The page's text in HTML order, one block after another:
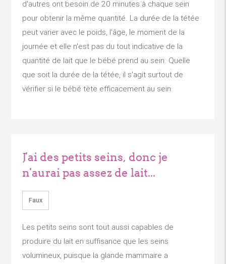
d'autres ont besoin de 20 minutes à chaque sein
pour obtenir la même quantité. La durée de la tétée
peut varier avec le poids, l'âge, le moment de la
journée et elle n'est pas du tout indicative de la
quantité de lait que le bébé prend au sein. Quelle
que soit la durée de la tétée, il s'agit surtout de
vérifier si le bébé tète efficacement au sein.
J'ai des petits seins, donc je
n'aurai pas assez de lait...
Faux
Les petits seins sont tout aussi capables de
produire du lait en suffisance que les seins
volumineux, puisque la glande mammaire a